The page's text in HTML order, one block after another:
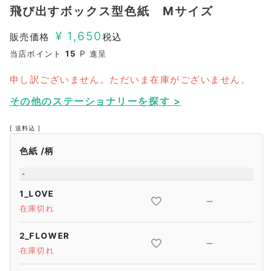
飛び出すボックス型色紙 Mサイズ
販売価格 ¥ 1,650税込
当店ポイント 15 P 進呈
申し訳ございません。ただいま在庫がございません。
その他のステーショナリーを探す >
送料込
色紙 柄
-
1_LOVE
在庫切れ
—
2_FLOWER
在庫切れ
—